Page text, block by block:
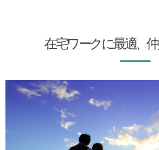
在宅ワークに最適、